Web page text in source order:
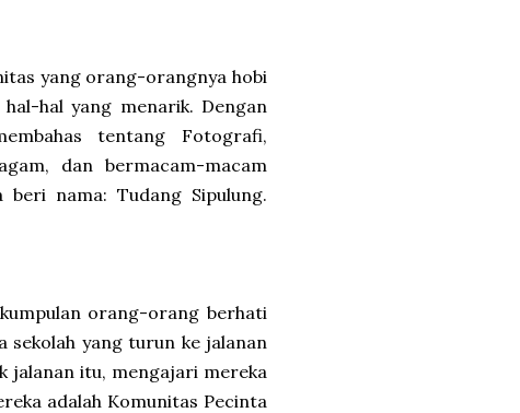
yang orang-orangnya hobi
hal yang menarik. Dengan
tentang Fotografi,
dan bermacam-macam
nama: Tudang Sipulung.
orang-orang berhati
sekolah yang turun ke jalanan
jalanan itu, mengajari mereka
adalah Komunitas Pecinta